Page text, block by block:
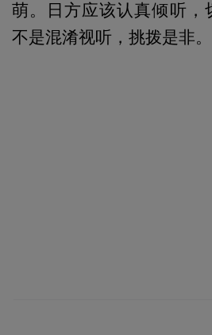
萌。日方应该认真倾听，
不是混淆视听，挑拨是非。